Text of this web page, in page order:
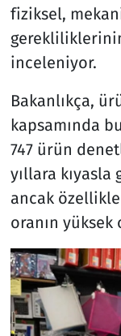
fiziksel,
inceleniyor.
Bakanlıkça,
kapsamında
747 ürün
yıllara kıyasla
ancak
oranın